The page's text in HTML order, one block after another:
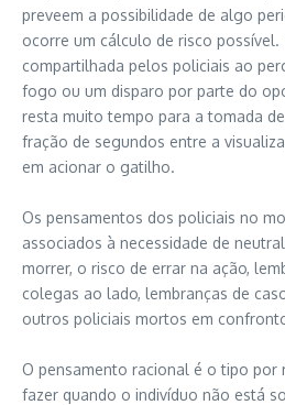
preveem a possibilidade de algo
ocorre um cálculo de risco possível.
compartilhada pelos policiais ao
fogo ou um disparo por parte do
resta muito tempo para a tomada
fração de segundos entre a
em acionar o gatilho.
Os pensamentos dos policiais no
associados à necessidade de
morrer, o risco de errar na ação,
colegas ao lado, lembranças de
outros policiais mortos em
O pensamento racional é o tipo por
fazer quando o indivíduo não está